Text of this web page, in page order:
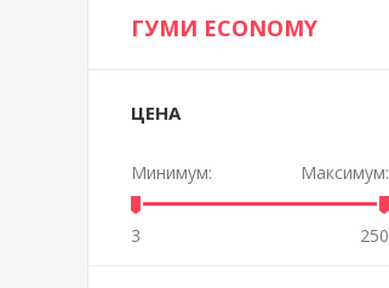
ГУМИ ECONOMY
ЦЕНА
Минимум: Максимум:
3 250